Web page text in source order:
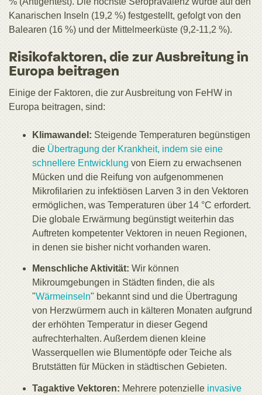
Kanarischen Inseln (19,2 %) festgestellt, gefolgt von den
Balearen (16 %) und der Mittelmeerküste (9,2-11,2 %).
Risikofaktoren, die zur Ausbreitung in
Europa beitragen
Einige der Faktoren, die zur Ausbreitung von FeHW in
Europa beitragen, sind:
Klimawandel: Steigende Temperaturen begünstigen
die Übertragung der Krankheit, indem sie eine
schnellere Entwicklung von Eiern zu erwachsenen
Mücken und die Reifung von aufgenommenen
Mikrofilarien zu infektiösen Larven 3 in den Vektoren
ermöglichen, was Temperaturen über 14 °C erfordert.
Die globale Erwärmung begünstigt weiterhin das
Auftreten kompetenter Vektoren in neuen Regionen,
in denen sie bisher nicht vorhanden waren.
Menschliche Aktivität: Wir können
Mikroumgebungen in Städten finden, die als
"Wärmeinseln" bekannt sind und die Übertragung
von Herzwürmern auch in kälteren Monaten aufgrund
der erhöhten Temperatur in dieser Gegend
aufrechterhalten. Außerdem dienen kleine
Wasserquellen wie Blumentöpfe oder Teiche als
Brutstätten für Mücken in städtischen Gebieten.
Tagaktive Vektoren: Mehrere potenzielle invasive